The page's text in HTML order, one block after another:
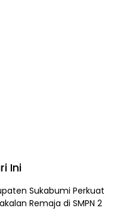
Ini
Sukabumi Perkuat
Remaja di SMPN 2